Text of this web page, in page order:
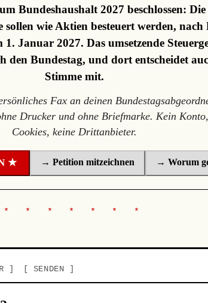
Bundeshaushalt 2027 beschlossen:
wie Aktien besteuert werden, nach
Januar 2027. Das umsetzende
den Bundestag, und dort entscheidet
Stimme mit.
Fax an deinen
Drucker und ohne Briefmarke. Kein
Cookies, keine Drittanbieter.
★ → Petition mitzeichnen → Worum
SENDEN